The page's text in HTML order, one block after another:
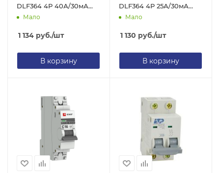
DLF364 4P 40А/30мА
(электромеханическое)
Мало
1 134 руб./шт
В корзину
DLF364 4P 25А/30мА
(электромеханическое)
Мало
1 130 руб./шт
В корзину